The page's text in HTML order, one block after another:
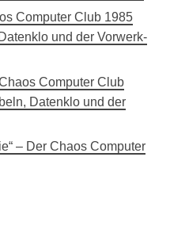
Computer Club 1985
und der Vorwerk-
Computer Club
Datenklo und der
– Der Chaos Computer